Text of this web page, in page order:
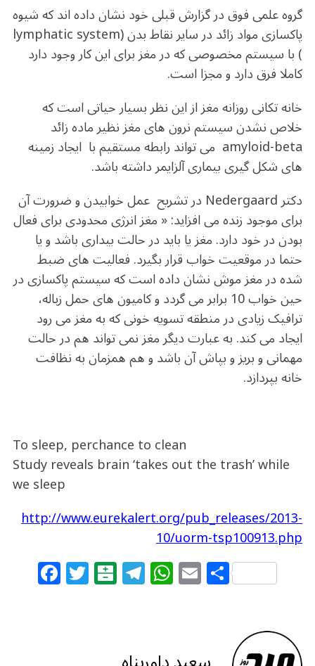
گروه علمی فوق در گزارش قبلی خود نشان داده اند که شیوه
پاکسازی مواد زائد در سایر نقاط بدن (lymphatic system
) با سیستم مخصوصی که در مغز برای این کار وجود دارد
کاملا فرق دارد و مجزا است.
خانه تکانی روزانه مغز از این نظر بسیار حیاتی است که
خلاص نشدن سیستم نرون های مغز نظیر ماده زائد
amyloid-beta می تواند رابطه مستقیم با ایجاد زمینه
های شکل گیری بیماری آلزایمر داشته باشد.
دکتر Nedergaard در تشریح عمل خوابیدن و ضرورت آن
برای موجود زنده می افزاید: « مغز انرژی محدودی برای فعال
بودن در خود دارد. مغز یا باید در حالت بیداری باشد و یا
حتما در موقعیت خواب قرار بگیرد. فعالیت های ضبط
شده در مغز موش نشان داده است که سیستم پاکسازی در
حین خواب 10 برابر می گردد و کامیون های حمل زباله،
ترافیک زیادی در منطقه تسویه خونی که به مغز می رود
ایجاد می کند. به عبارت دیگر مغز نمی تواند هم در حالت
مهمانی و بریز و بپاش آن باشد و هم همزمان به نظافت
خانه بپردازد.
To sleep, perchance to clean
Study reveals brain ‘takes out the trash’ while
we sleep
http://www.eurekalert.org/pub_releases/2013-
10/uorm-tsp100913.php
F
a T
w B
al T
el W
h E
m S
h
e